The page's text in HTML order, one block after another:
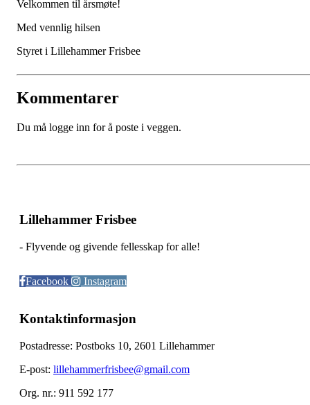
Velkommen til årsmøte!
Med vennlig hilsen
Styret i Lillehammer Frisbee
Kommentarer
Du må logge inn for å poste i veggen.
Lillehammer Frisbee
- Flyvende og givende fellesskap for alle!
Facebook Instagram
Kontaktinformasjon
Postadresse: Postboks 10, 2601 Lillehammer
E-post: lillehammerfrisbee@gmail.com
Org. nr.: 911 592 177